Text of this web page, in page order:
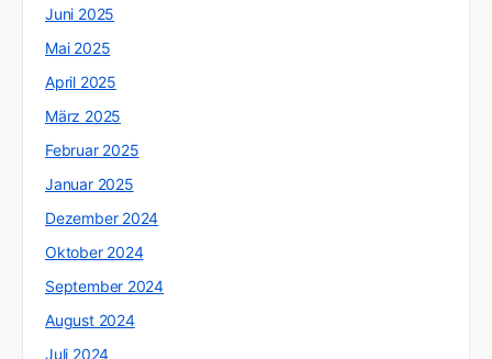
Juni 2025
Mai 2025
April 2025
März 2025
Februar 2025
Januar 2025
Dezember 2024
Oktober 2024
September 2024
August 2024
Juli 2024